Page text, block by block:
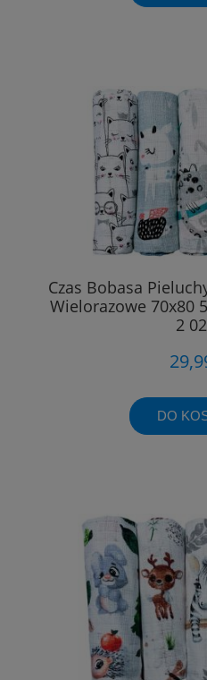
Czas Bobasa
Wielorazowe 70x80
2
DO